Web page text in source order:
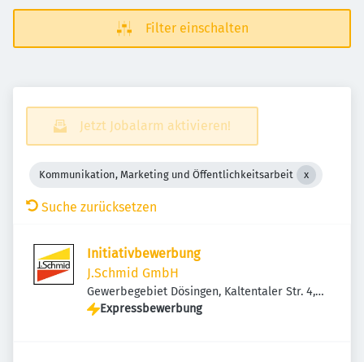
Filter einschalten
Jetzt Jobalarm aktivieren!
Kommunikation, Marketing und Öffentlichkeitsarbeit
Suche zurücksetzen
Initiativbewerbung
J.Schmid GmbH
Gewerbegebiet Dösingen, Kaltentaler Str. 4,
87679 Westendorf, Deutschland
Expressbewerbung